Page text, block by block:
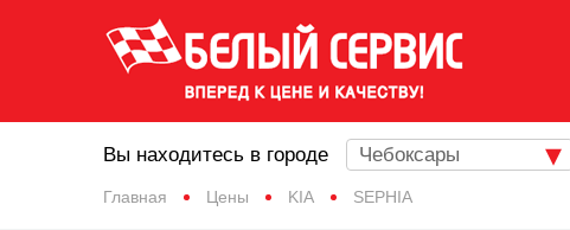
Главная Цены KIA SEPHIA
Вы находитесь в городе Чебоксары